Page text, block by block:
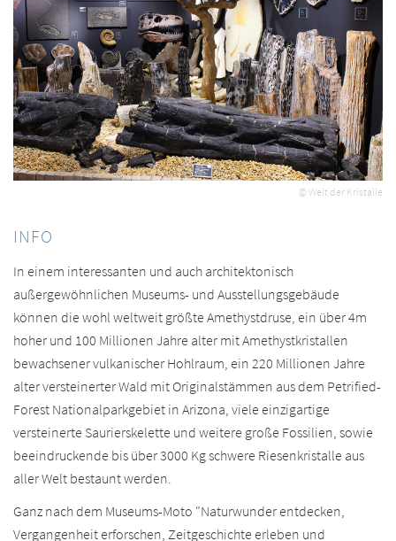
© Welt der Kristalle
INFO
In einem interessanten und auch architektonisch
außergewöhnlichen Museums- und Ausstellungsgebäude
können die wohl weltweit größte Amethystdruse, ein über 4m
hoher und 100 Millionen Jahre alter mit Amethystkristallen
bewachsener vulkanischer Hohlraum, ein 220 Millionen Jahre
alter versteinerter Wald mit Originalstämmen aus dem Petrified-
Forest Nationalparkgebiet in Arizona, viele einzigartige
versteinerte Saurierskelette und weitere große Fossilien, sowie
beeindruckende bis über 3000 Kg schwere Riesenkristalle aus
aller Welt bestaunt werden.
Ganz nach dem Museums-Moto "Naturwunder entdecken,
Vergangenheit erforschen, Zeitgeschichte erleben und